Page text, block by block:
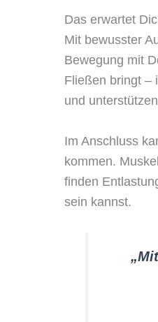
Das erwartet
Mit bewusster
Bewegung mit
Fließen bringt –
und
Im Anschluss
kommen.
finden
sein kannst.